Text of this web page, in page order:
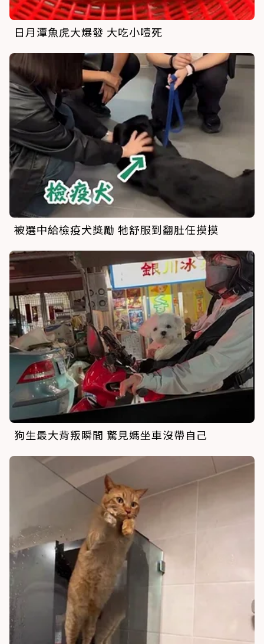
日月潭魚虎大爆發 大吃小噎死
被選中給檢疫犬獎勵 牠舒服到翻肚任摸摸
狗生最大背叛瞬間 驚見媽坐車沒帶自己